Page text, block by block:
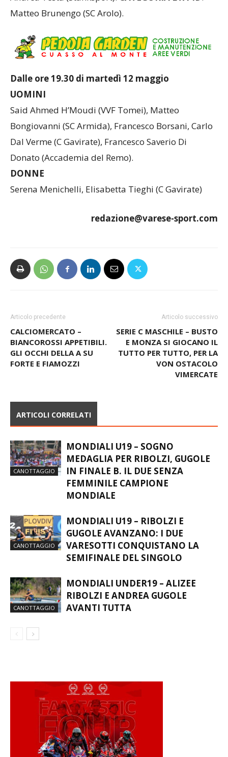
Matteo Brunengo (SC Arolo).
Dalle ore 19.30 di martedì 12 maggio
UOMINI
Said Ahmed H’Moudi (VVF Tomei), Matteo
Bongiovanni (SC Armida), Francesco Borsani, Carlo
Dal Verme (C Gavirate), Francesco Saverio Di
Donato (Accademia del Remo).
DONNE
Serena Menichelli, Elisabetta Tieghi (C Gavirate)
redazione@varese-sport.com
Articolo precedente
CALCIOMERCATO –
BIANCOROSSI APPETIBILI.
GLI OCCHI DELLA A SU
FORTE E FIAMOZZI
Articolo successivo
SERIE C MASCHILE – BUSTO
E MONZA SI GIOCANO IL
TUTTO PER TUTTO, PER LA
VON OSTACOLO
VIMERCATE
ARTICOLI CORRELATI
CANOTTAGGIO
MONDIALI U19 – SOGNO
MEDAGLIA PER RIBOLZI, GUGOLE
IN FINALE B. IL DUE SENZA
FEMMINILE CAMPIONE
MONDIALE
CANOTTAGGIO
MONDIALI U19 – RIBOLZI E
GUGOLE AVANZANO: I DUE
VARESOTTI CONQUISTANO LA
SEMIFINALE DEL SINGOLO
CANOTTAGGIO
MONDIALI UNDER19 – ALIZEE
RIBOLZI E ANDREA GUGOLE
AVANTI TUTTA